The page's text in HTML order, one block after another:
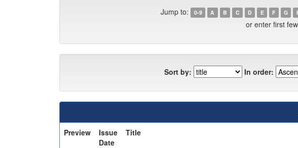
Jump to: 0-9 A B C D E F G
or enter first
Sort by: In order:
Preview
Issue
Date
Title